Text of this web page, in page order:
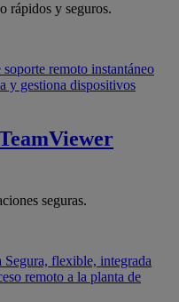
rápidos y seguros.
soporte remoto instantáneo
y gestiona dispositivos
seguras.
Segura, flexible, integrada
remoto a la planta de